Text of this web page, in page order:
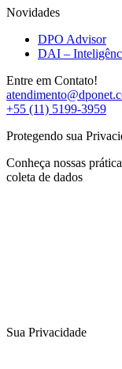
Novidades
DPO Advisor
DAI –
Entre em Contato!
+55 (11) 5199-3959
Protegendo sua
Conheça nossas
coleta de dados
Sua Privacidade